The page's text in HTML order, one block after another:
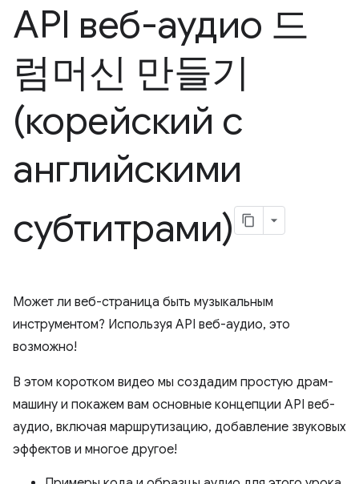
API веб-аудио 드
럼머신 만들기
(корейский с
английскими
субтитрами)
Может ли веб-страница быть музыкальным
инструментом? Используя API веб-аудио, это
возможно!
В этом коротком видео мы создадим простую драм-
машину и покажем вам основные концепции API веб-
аудио, включая маршрутизацию, добавление звуковых
эффектов и многое другое!